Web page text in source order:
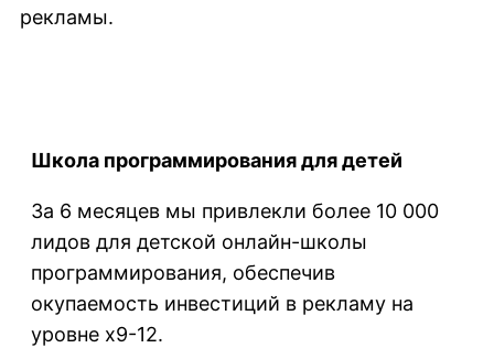
рекламы.
Школа программирования для детей
За 6 месяцев мы привлекли более 10 000
лидов для детской онлайн-школы
программирования, обеспечив
окупаемость инвестиций в рекламу на
уровне х9-12.